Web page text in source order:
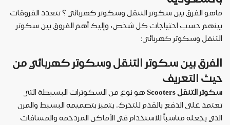
ماهو الفرق بين سكوتر التنقل وسكوتر كهربائي ؟ تتعدد الفروقات
بينهم حسب احتياجات كل شخص، وإليك أهم الفروق بين سكوتر
التنقل وسكوتر كهربائي :
الفرق بين سكوتر التنقل وسكوتر كهربائي من
حيث التعريف
سكوتر التنقل
هو نوع من السكوترات البسيطة التي
تعتمد على الدفع بالقدم للتحرك. يتميز بتصميمه البسيط والمرن
الذي يجعله مناسباً للاستخدام في الأماكن المزدحمة والمسافات